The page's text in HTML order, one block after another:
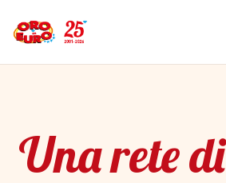
Una rete di